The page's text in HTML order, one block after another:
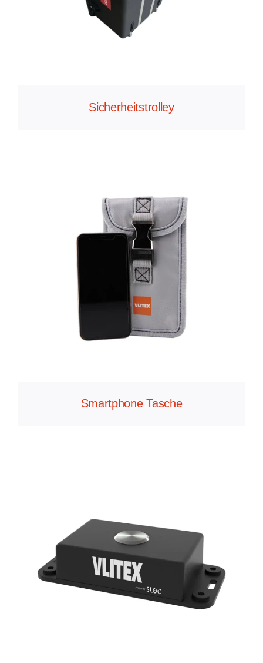
Sicherheitstrolley
Smartphone Tasche